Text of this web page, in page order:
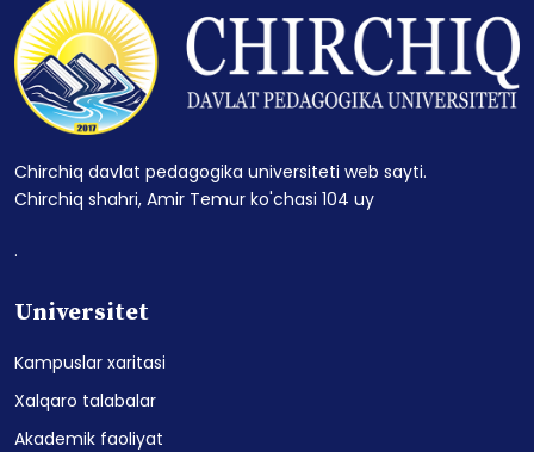
Chirchiq davlat pedagogika universiteti web sayti.
Chirchiq shahri, Amir Temur ko'chasi 104 uy
.
Universitet
Kampuslar xaritasi
Xalqaro talabalar
Akademik faoliyat